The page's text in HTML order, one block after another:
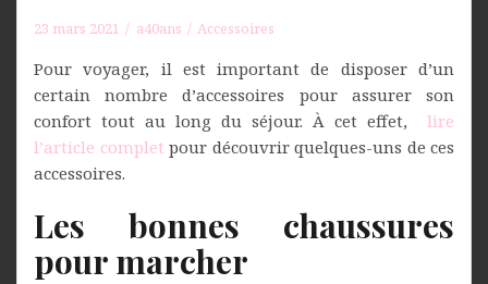
23 mars 2021 a40ans Accessoires
Pour voyager, il est important de disposer d’un
certain nombre d’accessoires pour assurer son
confort tout au long du séjour. À cet effet, lire
l’article complet pour découvrir quelques-uns de ces
accessoires.
Les bonnes chaussures
pour marcher